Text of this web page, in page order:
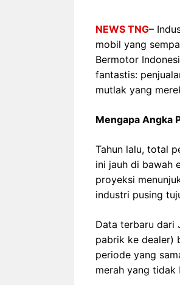
NEWS TNG–
mobil yang
Bermotor
fantastis:
mutlak yang
Mengapa Angka
Tahun lalu, total
ini jauh di bawah
proyeksi
industri pusing
Data terbaru dari
pabrik ke dealer)
periode yang
merah yang tidak